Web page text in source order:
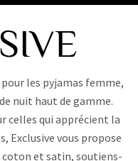
les pyjamas femme,
nuit haut de gamme.
celles qui apprécient la
Exclusive vous propose
coton et satin, soutiens-